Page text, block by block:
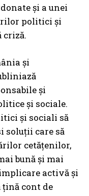
și a unei
politici și
criză.
și
și
și sociale.
și sociali să
soluții care să
cetățenilor,
bună și mai
activă și
țină cont de